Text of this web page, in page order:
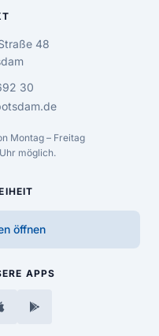
48
30
Montag – Freitag
möglich.
öffnen
APPS